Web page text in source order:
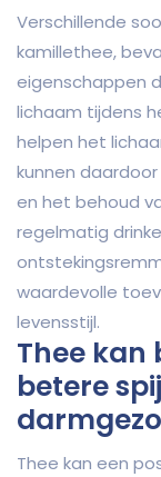
Verschillende
kamillethee,
eigenschappen
lichaam tijdens
helpen het
kunnen
en het behoud
regelmatig
waardevolle
levensstijl.
Thee kan
betere
Thee kan een